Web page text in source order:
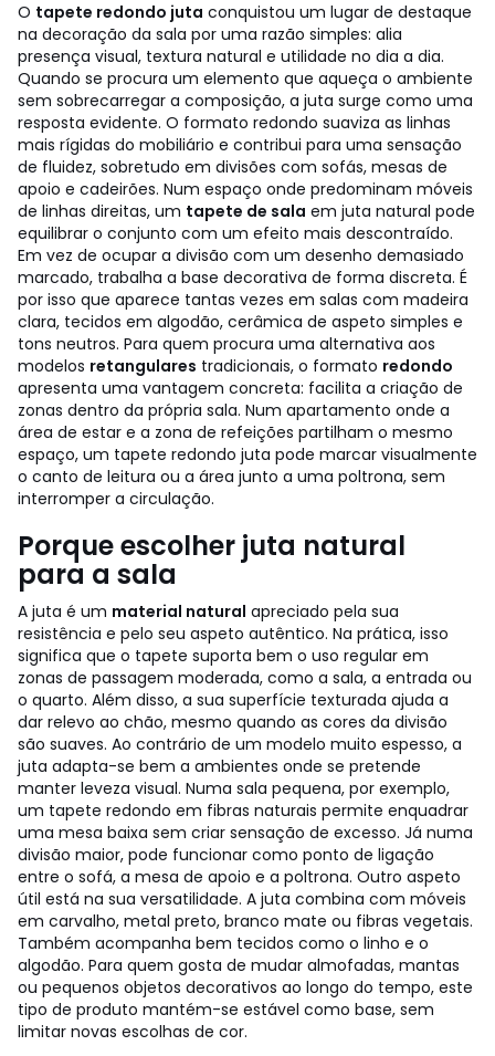
O tapete redondo juta conquistou um lugar de destaque
na decoração da sala por uma razão simples: alia
presença visual, textura natural e utilidade no dia a dia.
Quando se procura um elemento que aqueça o ambiente
sem sobrecarregar a composição, a juta surge como uma
resposta evidente. O formato redondo suaviza as linhas
mais rígidas do mobiliário e contribui para uma sensação
de fluidez, sobretudo em divisões com sofás, mesas de
apoio e cadeirões. Num espaço onde predominam móveis
de linhas direitas, um tapete de sala em juta natural pode
equilibrar o conjunto com um efeito mais descontraído.
Em vez de ocupar a divisão com um desenho demasiado
marcado, trabalha a base decorativa de forma discreta. É
por isso que aparece tantas vezes em salas com madeira
clara, tecidos em algodão, cerâmica de aspeto simples e
tons neutros. Para quem procura uma alternativa aos
modelos retangulares tradicionais, o formato redondo
apresenta uma vantagem concreta: facilita a criação de
zonas dentro da própria sala. Num apartamento onde a
área de estar e a zona de refeições partilham o mesmo
espaço, um tapete redondo juta pode marcar visualmente
o canto de leitura ou a área junto a uma poltrona, sem
interromper a circulação.
Porque escolher juta natural
para a sala
A juta é um material natural apreciado pela sua
resistência e pelo seu aspeto autêntico. Na prática, isso
significa que o tapete suporta bem o uso regular em
zonas de passagem moderada, como a sala, a entrada ou
o quarto. Além disso, a sua superfície texturada ajuda a
dar relevo ao chão, mesmo quando as cores da divisão
são suaves. Ao contrário de um modelo muito espesso, a
juta adapta-se bem a ambientes onde se pretende
manter leveza visual. Numa sala pequena, por exemplo,
um tapete redondo em fibras naturais permite enquadrar
uma mesa baixa sem criar sensação de excesso. Já numa
divisão maior, pode funcionar como ponto de ligação
entre o sofá, a mesa de apoio e a poltrona. Outro aspeto
útil está na sua versatilidade. A juta combina com móveis
em carvalho, metal preto, branco mate ou fibras vegetais.
Também acompanha bem tecidos como o linho e o
algodão. Para quem gosta de mudar almofadas, mantas
ou pequenos objetos decorativos ao longo do tempo, este
tipo de produto mantém-se estável como base, sem
limitar novas escolhas de cor.